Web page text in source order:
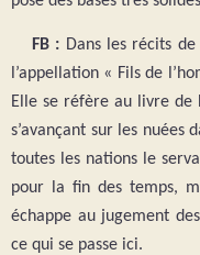
FB : Dans les récits
l’appellation « Fils de
Elle se réfère au livre de
s’avançant sur les nuées
toutes les nations le
pour la fin des temps,
échappe au jugement
ce qui se passe ici.